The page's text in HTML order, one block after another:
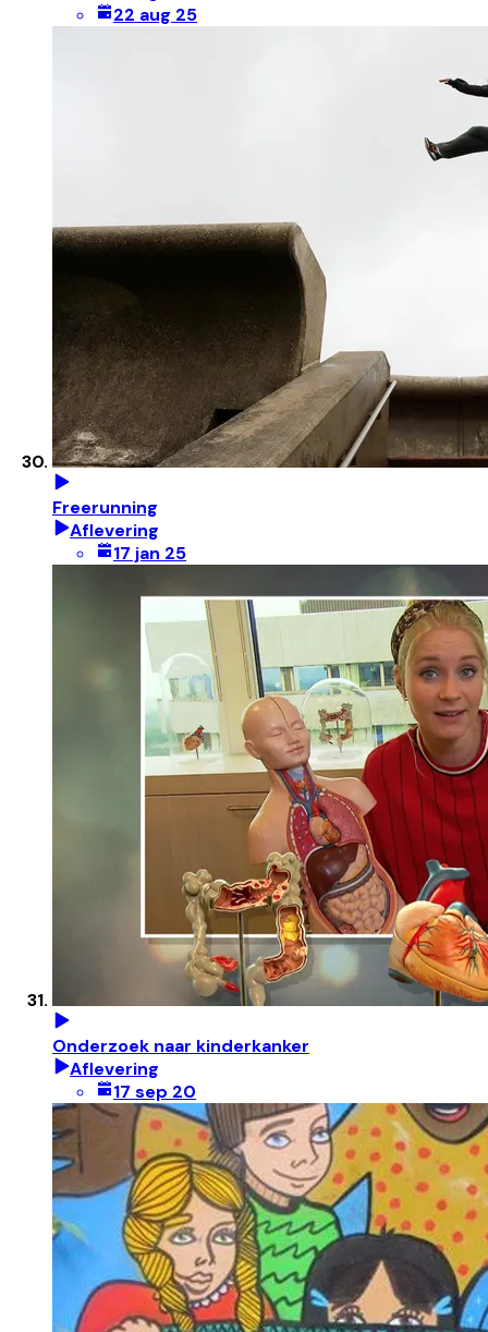
22 aug 25
Freerunning
Aflevering
17 jan 25
Onderzoek naar kinderkanker
Aflevering
17 sep 20